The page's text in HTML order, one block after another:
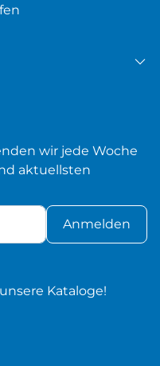
wir jede Woche
aktuellsten
Anmelden
Kataloge!